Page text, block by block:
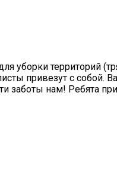
уборки территорий
привезут с собой.
заботы нам! Ребята